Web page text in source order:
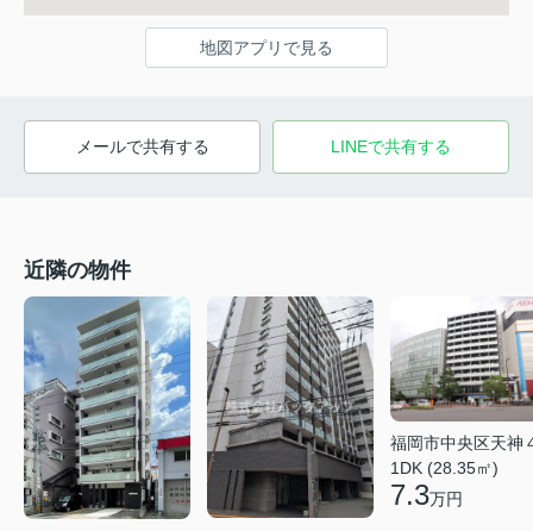
地図アプリで見る
メールで共有する LINEで共有する
近隣の物件
福岡市中央区天神
1DK (28.35㎡)
7.3万円